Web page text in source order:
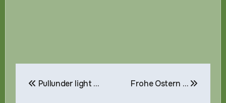
Pullunder light … Frohe Ostern …